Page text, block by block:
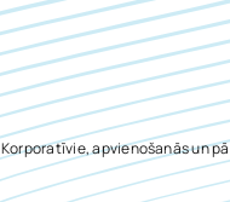
Korporatīvie, apvienošanās un